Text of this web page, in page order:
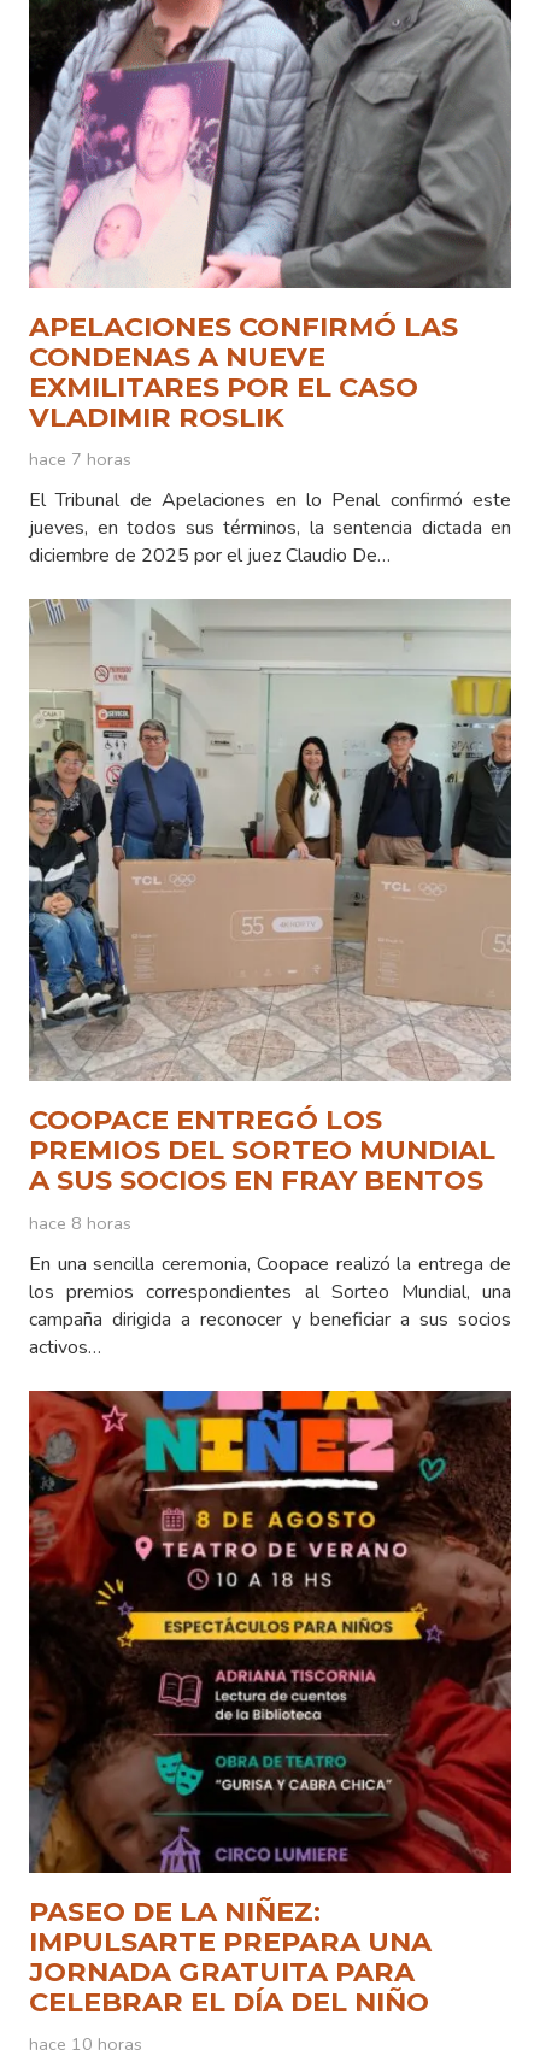
APELACIONES CONFIRMÓ LAS
CONDENAS A NUEVE
EXMILITARES POR EL CASO
VLADIMIR ROSLIK
hace 7 horas
El Tribunal de Apelaciones en lo Penal confirmó este
jueves, en todos sus términos, la sentencia dictada en
diciembre de 2025 por el juez Claudio De…
COOPACE ENTREGÓ LOS
PREMIOS DEL SORTEO MUNDIAL
A SUS SOCIOS EN FRAY BENTOS
hace 8 horas
En una sencilla ceremonia, Coopace realizó la entrega de
los premios correspondientes al Sorteo Mundial, una
campaña dirigida a reconocer y beneficiar a sus socios
activos…
PASEO DE LA NIÑEZ:
IMPULSARTE PREPARA UNA
JORNADA GRATUITA PARA
CELEBRAR EL DÍA DEL NIÑO
hace 10 horas